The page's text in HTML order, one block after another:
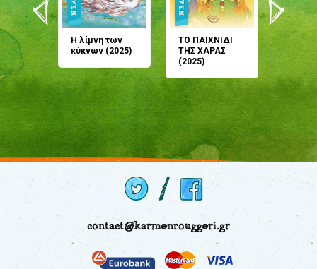
Η λίμνη των
κύκνων (2025)
ΤΟ ΠΑΙΧΝΙΔΙ
ΤΗΣ ΧΑΡΑΣ
(2025)
μου;
(2024)
contact@karmenrouggeri.gr